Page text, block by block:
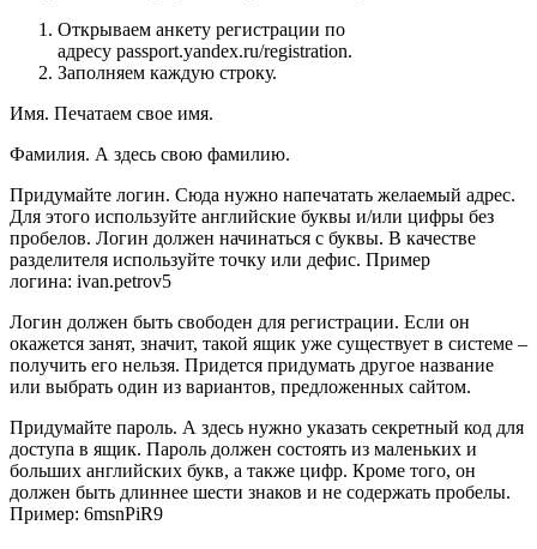
Открываем анкету регистрации по
адресу passport.yandex.ru/registration.
Заполняем каждую строку.
Имя. Печатаем свое имя.
Фамилия. А здесь свою фамилию.
Придумайте логин. Сюда нужно напечатать желаемый адрес.
Для этого используйте английские буквы и/или цифры без
пробелов. Логин должен начинаться с буквы. В качестве
разделителя используйте точку или дефис. Пример
логина: ivan.petrov5
Логин должен быть свободен для регистрации. Если он
окажется занят, значит, такой ящик уже существует в системе –
получить его нельзя. Придется придумать другое название
или выбрать один из вариантов, предложенных сайтом.
Придумайте пароль. А здесь нужно указать секретный код для
доступа в ящик. Пароль должен состоять из маленьких и
больших английских букв, а также цифр. Кроме того, он
должен быть длиннее шести знаков и не содержать пробелы.
Пример: 6msnPiR9